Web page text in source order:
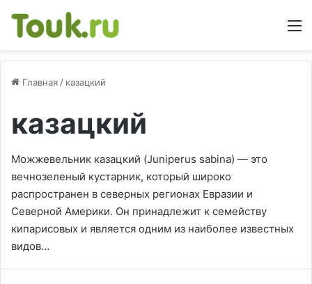
Главная / казацкий
казацкий
Можжевельник казацкий (Juniperus sabina) — это
вечнозеленый кустарник, который широко
распространен в северных регионах Евразии и
Северной Америки. Он принадлежит к семейству
кипарисовых и является одним из наиболее известных
видов…